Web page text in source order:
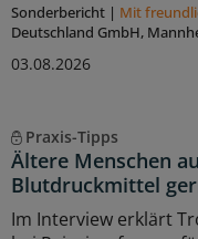
Sonderbericht | Mit
Deutschland GmbH,
03.08.2026
Praxis-Tipps
Ältere Menschen
Blutdruckmittel
Im Interview erklärt